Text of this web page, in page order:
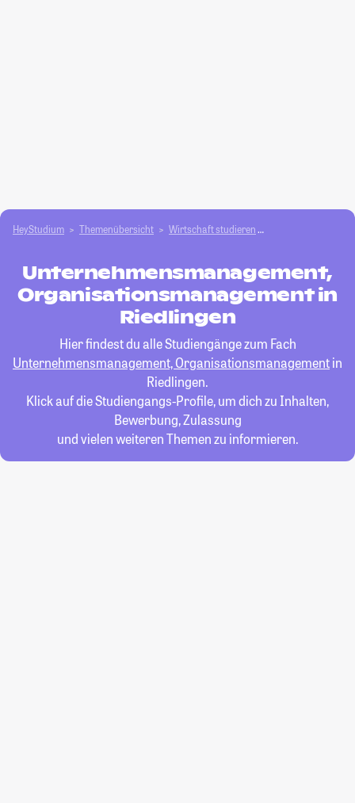
HeyStudium Themenübersicht Wirtschaft studieren
Unternehmensmanagement,
Organisationsmanagement in
Riedlingen
Hier findest du alle Studiengänge zum Fach
Unternehmensmanagement, Organisationsmanagementin
Riedlingen.
Klick auf die Studiengangs-Profile, um dich zu Inhalten,
Bewerbung, Zulassung
und vielen weiteren Themen zu informieren.